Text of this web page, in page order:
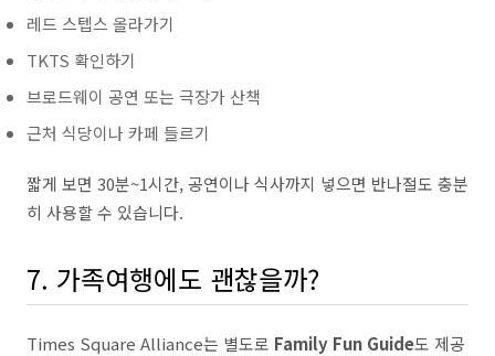
레드 스텝스 올라가기
TKTS 확인하기
브로드웨이 공연 또는 극장가 산책
근처 식당이나 카페 들르기
짧게 보면 30분~1시간, 공연이나 식사까지 넣으면 반나절도 충분
히 사용할 수 있습니다.
7. 가족여행에도 괜찮을까?
Times Square Alliance는 별도로 Family Fun Guide도 제공